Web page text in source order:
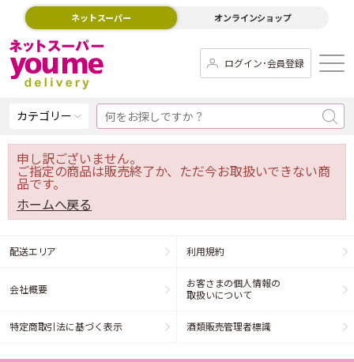
ネットスーパー オンラインショップ
ログイン･会員登録
カテゴリー
申し訳ございません。
ご指定の商品は販売終了か、ただ今お取扱いできない商
品です。
ホームへ戻る
配送エリア 利用規約
会社概要
お客さまの個人情報の
取扱いについて
特定商取引法に基づく表示 酒類販売管理者標識